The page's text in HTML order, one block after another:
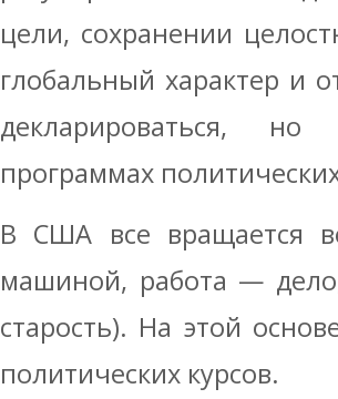
цели, сохранении
глобальный характер и
декларироваться, но
программах
В США все вращается
машиной, работа —
старость). На этой
политических курсов.